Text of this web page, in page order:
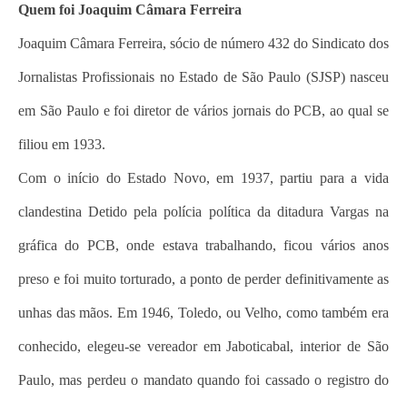
Quem foi Joaquim Câmara Ferreira
Joaquim Câmara Ferreira, sócio de número 432 do Sindicato dos
Jornalistas Profissionais no Estado de São Paulo (SJSP) nasceu
em São Paulo e foi diretor de vários jornais do PCB, ao qual se
filiou em 1933.
Com o início do Estado Novo, em 1937, partiu para a vida
clandestina Detido pela polícia política da ditadura Vargas na
gráfica do PCB, onde estava trabalhando, ficou vários anos
preso e foi muito torturado, a ponto de perder definitivamente as
unhas das mãos. Em 1946, Toledo, ou Velho, como também era
conhecido, elegeu-se vereador em Jaboticabal, interior de São
Paulo, mas perdeu o mandato quando foi cassado o registro do